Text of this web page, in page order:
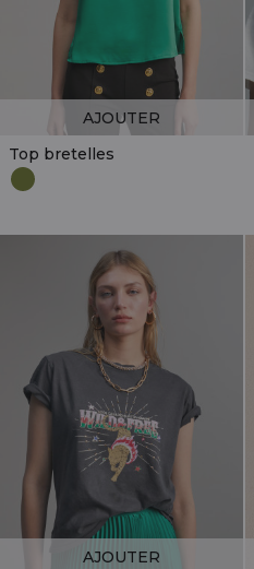
Top bretelles
AJOUTER
AJOUTER